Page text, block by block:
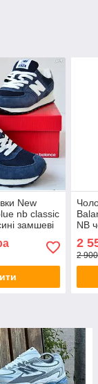
New
nb classic
замшеві
NB
2
2